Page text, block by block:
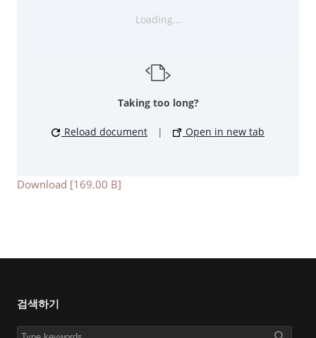
Loading...
Taking too long?
Reload document | Open in new tab
Download [169.00 B]
검색하기